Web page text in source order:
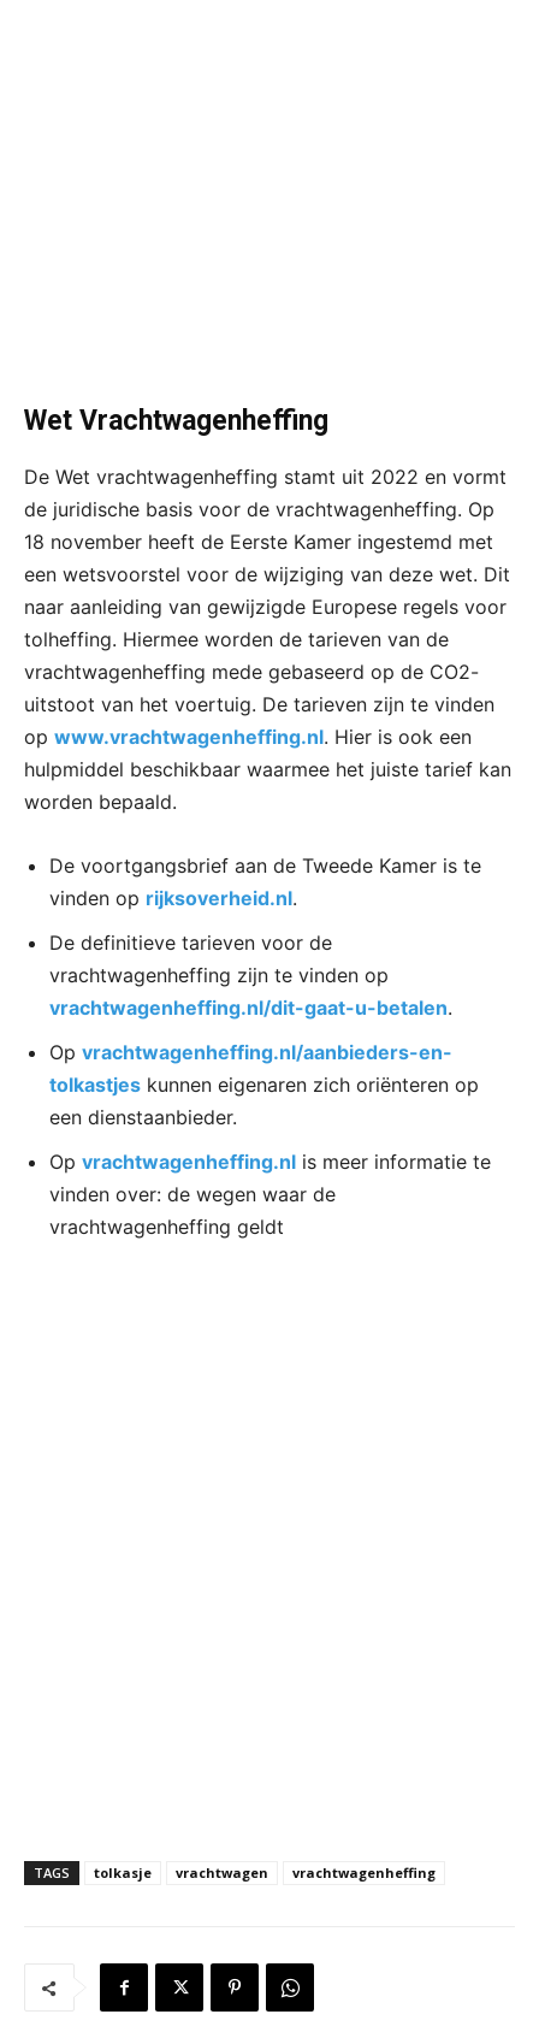
Wet Vrachtwagenheffing
De Wet vrachtwagenheffing stamt uit 2022 en vormt
de juridische basis voor de vrachtwagenheffing. Op
18 november heeft de Eerste Kamer ingestemd met
een wetsvoorstel voor de wijziging van deze wet. Dit
naar aanleiding van gewijzigde Europese regels voor
tolheffing. Hiermee worden de tarieven van de
vrachtwagenheffing mede gebaseerd op de CO2-
uitstoot van het voertuig. De tarieven zijn te vinden
op www.vrachtwagenheffing.nl. Hier is ook een
hulpmiddel beschikbaar waarmee het juiste tarief kan
worden bepaald.
De voortgangsbrief aan de Tweede Kamer is te
vinden op rijksoverheid.nl.
De definitieve tarieven voor de
vrachtwagenheffing zijn te vinden op
vrachtwagenheffing.nl/dit-gaat-u-betalen.
Op vrachtwagenheffing.nl/aanbieders-en-
tolkastjes kunnen eigenaren zich oriënteren op
een dienstaanbieder.
Op vrachtwagenheffing.nl is meer informatie te
vinden over: de wegen waar de
vrachtwagenheffing geldt
TAGS tolkasje vrachtwagen vrachtwagenheffing